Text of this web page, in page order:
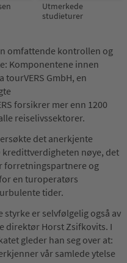
Utmerkede
studieturer
omfattende kontrollen og
Komponentene innen
GmbH, en
forsikrer mer enn 1200
reiselivssektorer.
det anerkjente
kredittverdigheten nøye, det
forretningspartnere og
en turoperatørs
tider.
er selvfølgelig også av
direktør Horst Zsifkovits. I
gleder han seg over at:
vår samlede ytelse